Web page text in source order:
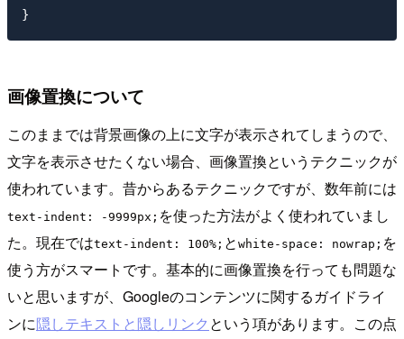
画像置換について
このままでは背景画像の上に文字が表示されてしまうので、
文字を表示させたくない場合、画像置換というテクニックが
使われています。昔からあるテクニックですが、数年前には
text-indent: -9999px; を使った方法がよく使われていまし
た。現在ではtext-indent: 100%; と white-space: nowrap; を
使う方がスマートです。基本的に画像置換を行っても問題な
いと思いますが、Googleのコンテンツに関するガイドライ
ンに隠しテキストと隠しリンク という項があります。この点